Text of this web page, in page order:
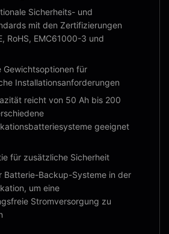
Sicherheits- und
mit den Zertifizierungen
RoHS, EMC61000-3 und
Gewichtsoptionen für
Installationsanforderungen
reicht von 50 Ah bis 200
geeignet
für zusätzliche Sicherheit
Batterie-Backup-Systeme in der
um eine
Stromversorgung zu